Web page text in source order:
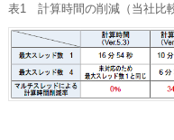
表1 計算時間の削減（当社比